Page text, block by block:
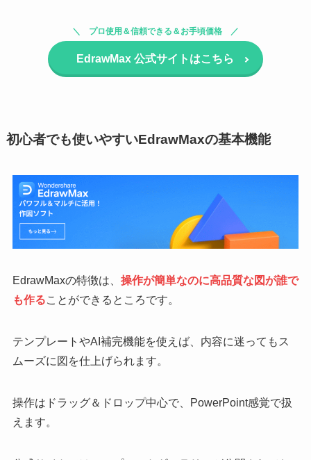
プロ使用＆信頼できる＆お手頃価格
EdrawMax 公式サイトはこちら
初心者でも使いやすいEdrawMaxの基本機能
EdrawMaxの特徴は、 操作が簡単なのに高品質な図が誰で
も作ることができるところです。
テンプレートやAI補完機能を使えば、内容に迷ってもス
ムーズに図を仕上げられます。
操作はドラッグ＆ドロップ中心で、PowerPoint感覚で扱
えます。